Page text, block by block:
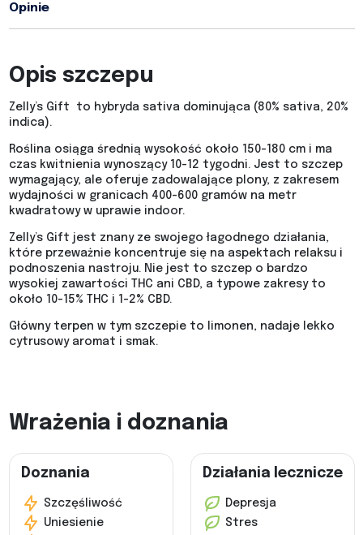
Opinie
Opis szczepu
Zelly’s Gift to hybryda sativa dominująca (80% sativa, 20%
indica).
Roślina osiąga średnią wysokość około 150-180 cm i ma
czas kwitnienia wynoszący 10-12 tygodni. Jest to szczep
wymagający, ale oferuje zadowalające plony, z zakresem
wydajności w granicach 400-600 gramów na metr
kwadratowy w uprawie indoor.
Zelly’s Gift jest znany ze swojego łagodnego działania,
które przeważnie koncentruje się na aspektach relaksu i
podnoszenia nastroju. Nie jest to szczep o bardzo
wysokiej zawartości THC ani CBD, a typowe zakresy to
około 10-15% THC i 1-2% CBD.
Główny terpen w tym szczepie to limonen, nadaje lekko
cytrusowy aromat i smak.
Wrażenia i doznania
Doznania
Szczęśliwość
Uniesienie
Działania lecznicze
Depresja
Stres